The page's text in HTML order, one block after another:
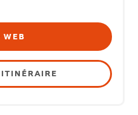
WEB